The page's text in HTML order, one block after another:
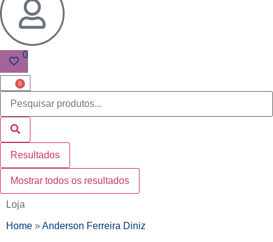
0
0
Resultados
Mostrar todos os resultados
Loja
Home »Anderson Ferreira Diniz